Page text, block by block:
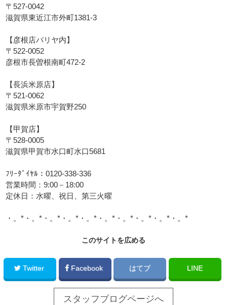
〒527-0042
滋賀県東近江市外町1381-3
【彦根店パリヤ内】
〒522-0052
彦根市長曽根南町472-2
【長浜米原店】
〒521-0062
滋賀県米原市宇賀野250
【甲賀店】
〒528-0005
滋賀県甲賀市水口町水口5681
ﾌﾘｰﾀﾞｲﾔﾙ：0120-338-336
営業時間：9:00－18:00
定休日：水曜、祝日、第三火曜
・。*・。*・。*・。*・。*・。*・。*・。*・。*・。*
このサイトを広める
Twitter Facebook はてブ LINE
スタッフブログページへ